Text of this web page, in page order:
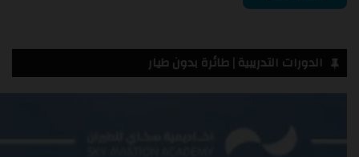
الدورات التدريبية | طائرة بدون طيار